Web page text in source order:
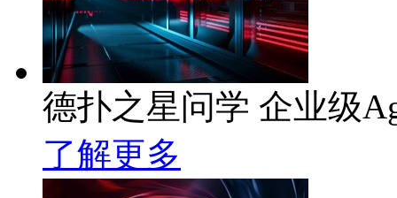
德扑之星问学 企业级
了解更多